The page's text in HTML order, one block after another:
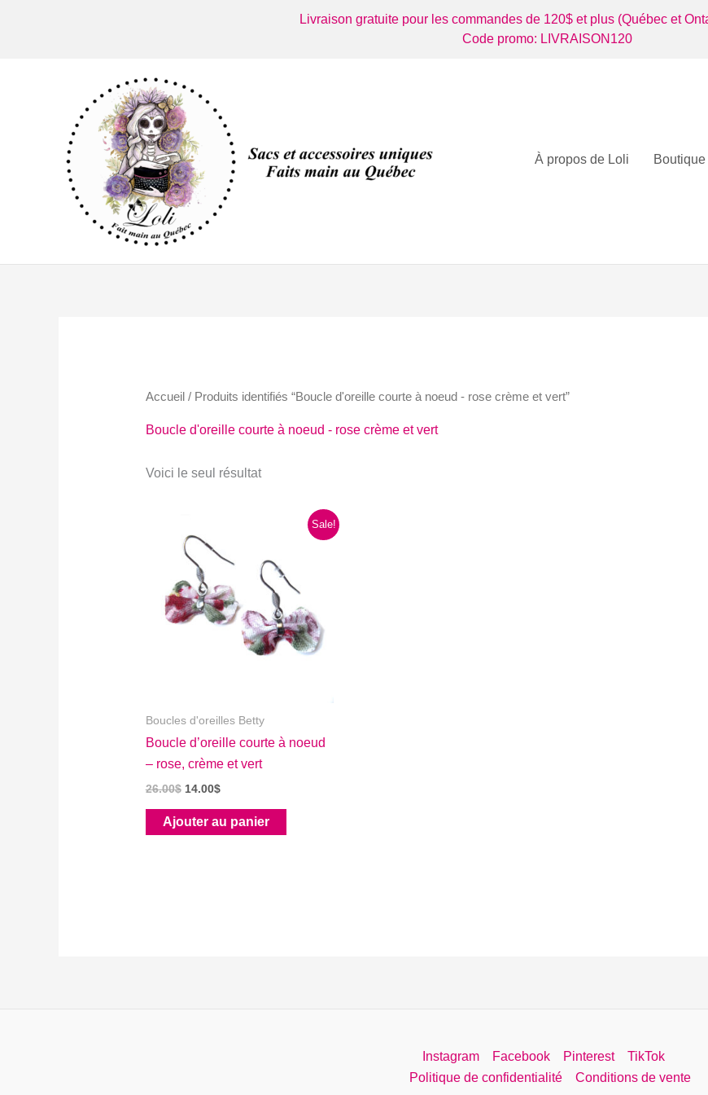
Livraison gratuite pour les commandes de 120$ et plus (Québec et
Code promo: LIVRAISON120
À propos de Loli Boutique
Accueil / Produits identifiés “Boucle d'oreille courte à noeud - rose crème et vert”
Boucle d'oreille courte à noeud - rose crème et vert
Voici le seul résultat
Sale!
Boucles d'oreilles Betty
Boucle d’oreille courte à noeud
– rose, crème et vert
26.00$ Le
initial
était :
14.00$Le
actuel
est :
Ajouter au panier
Instagram Facebook Pinterest
TikTok
Politique de confidentialité
Conditions de vente